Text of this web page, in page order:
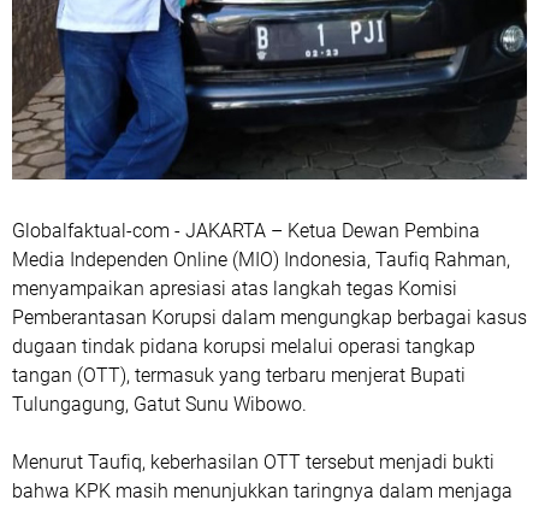
Globalfaktual-com - JAKARTA – Ketua Dewan Pembina
Media Independen Online (MIO) Indonesia, Taufiq Rahman,
menyampaikan apresiasi atas langkah tegas Komisi
Pemberantasan Korupsi dalam mengungkap berbagai kasus
dugaan tindak pidana korupsi melalui operasi tangkap
tangan (OTT), termasuk yang terbaru menjerat Bupati
Tulungagung, Gatut Sunu Wibowo.
Menurut Taufiq, keberhasilan OTT tersebut menjadi bukti
bahwa KPK masih menunjukkan taringnya dalam menjaga